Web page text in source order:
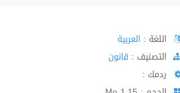
اللغة : العربية
اﻟﺘﺼﻨﻴﻒ : قانون
ردمك :